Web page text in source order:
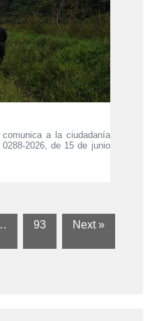
a la ciudadanía
2026, de 15 de junio
93 Next »